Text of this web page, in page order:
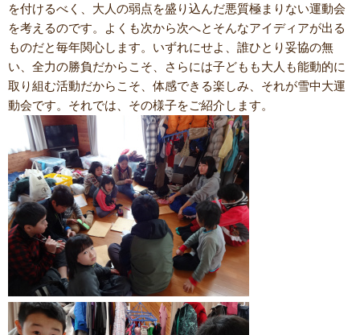
を付けるべく、大人の弱点を盛り込んだ悪質極まりない運動会
を考えるのです。よくも次から次へとそんなアイディアが出る
ものだと毎年関心します。いずれにせよ、誰ひとり妥協の無
い、全力の勝負だからこそ、さらには子どもも大人も能動的に
取り組む活動だからこそ、体感できる楽しみ、それが雪中大運
動会です。それでは、その様子をご紹介します。